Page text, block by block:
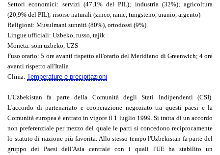
Settori economici: servizi (47,1% del PIL); industria (32%); agricoltura
(20,9% del PIL); risorse naturali (zinco, rame, tungsteno, uranio, argento)
Religioni: Musulmani sunniti (80%), ortodossi (9%).
Lingue ufficiali: Uzbeko, russo, tajik
Moneta: som uzbeko, UZS
Fuso orario: 5 ore avanti rispetto all'orario del Meridiano di Greenwich; 4 ore
avanti rispetto all'Italia
Clima: Temperature e precipitazioni
L'Uzbekistan fa parte della Comunità degli Stati Indipendenti (CSI).
L'accordo di partenariato e cooperazione negoziato tra questi paesi e la
Comunità europea è entrato in vigore il 1 luglio 1999. Si tratta di un accordo
non preferenziale per mezzo del quale le parti si concedono reciprocamente
lo statuto di nazione più favorita. Allo stesso tempo l'Uzbekistan fa parte del
gruppo dei Paesi dell'Asia centrale con i quali l'UE ha stabilito un